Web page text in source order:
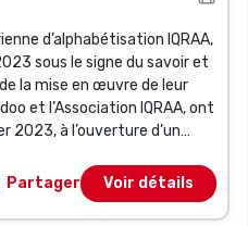
des
d’alphabétisation IQRAA,
sous le signe du savoir et
la mise en œuvre de leur
et l’Association IQRAA, ont
2023, à l’ouverture d’un
lieu de la wilaya de
Partager Voir détails